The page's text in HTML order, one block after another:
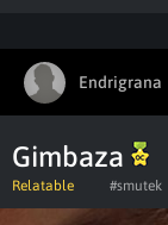
Endrigrana
Gimbaza
Relatable #smutek